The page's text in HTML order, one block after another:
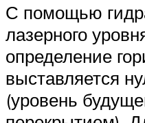
С помощью
лазерного
определение
выставляется
(уровень